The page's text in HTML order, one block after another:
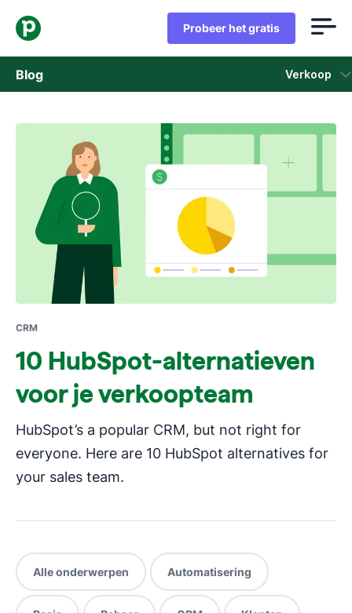
Probeer het gratis
Blog Verkoop
Verkoop
Marketing
Producten Update
Casestudies
Opent in nieuw venster
CRM
10 HubSpot-alternatieven
voor je verkoopteam
HubSpot’s a popular CRM, but not right for
everyone. Here are 10 HubSpot alternatives for
your sales team.
Alle onderwerpen Automatisering